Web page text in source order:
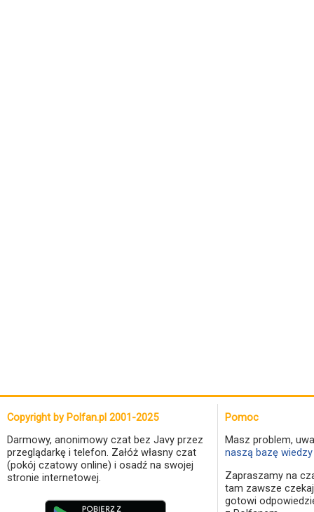
Copyright by Polfan.pl 2001-2025
Darmowy, anonimowy czat bez Javy przez
przeglądarkę i telefon. Załóż własny czat
(pokój czatowy online) i osadź na swojej
stronie internetowej.
Pomoc
Masz problem,
naszą bazę
Zapraszamy na
tam zawsze
gotowi